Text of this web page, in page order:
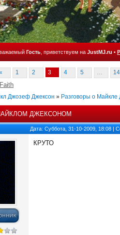
Гость , приветствуем на JustMJ.ru •
1 2 3 4 5 … 14
Faith
Джозеф Джексон » Разговоры о Майкле
ДЖЕКСОНОМ
Дата: Суббота, 31-10-2009, 18:08 |
КРУТО